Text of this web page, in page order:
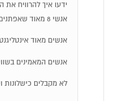
ידעו איך להרוויח
אנשי 8 מאוד שאפתנים הם לא אוהבים להיכשל ותמיד התברגו בתפקידי מפתח.
אנשים מאוד
אנשים המאמינים
לא מקבלים כישלונות